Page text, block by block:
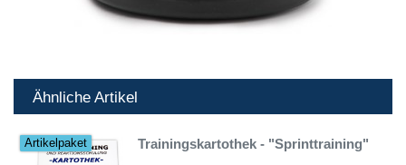
Ähnliche Artikel
Artikelpaket Trainingskartothek - "Sprinttraining"